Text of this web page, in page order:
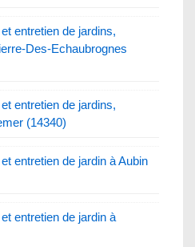
entretien de jardins,
Des-Echaubrognes
entretien de jardins,
(14340)
entretien de jardin à Aubin
entretien de jardin à